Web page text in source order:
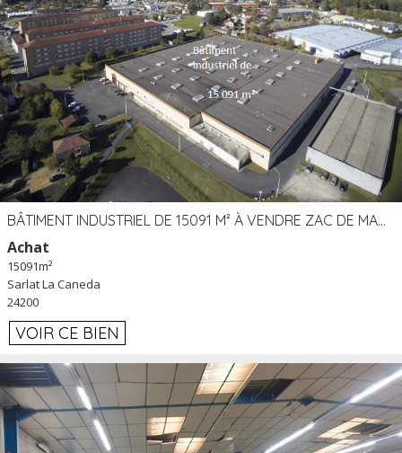
BÂTIMENT INDUSTRIEL DE 15091 M² À VENDRE ZAC DE MADRAZÈS À SARLAT (24)
Achat
15091m²
Sarlat La Caneda
24200
VOIR CE BIEN